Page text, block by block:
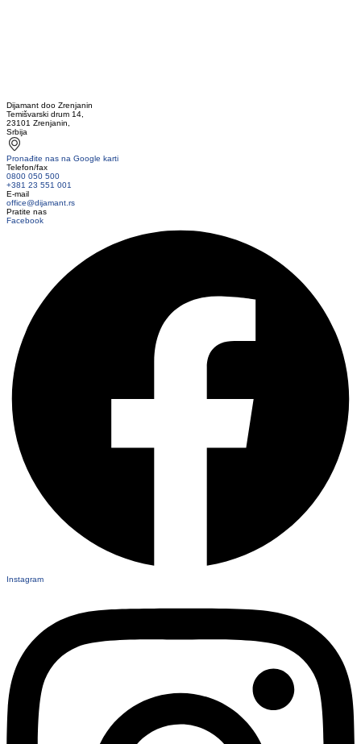
Dijamant doo Zrenjanin
Temišvarski drum 14,
23101 Zrenjanin,
Srbija
Pronađite nas na Google karti
Telefon/fax
0800 050 500
+381 23 551 001
E-mail
office@dijamant.rs
Pratite nas
Facebook
Instagram